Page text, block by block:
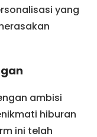
yang
ambisi
hiburan
ini telah